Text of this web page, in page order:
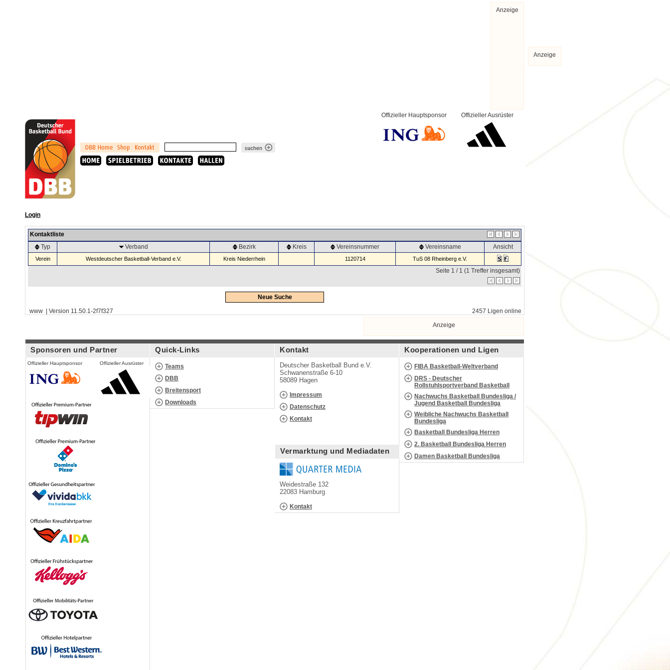
Anzeige
Offizieller Ausrüster
Offizieller Hauptsponsor
Login
Kontaktliste
Typ
Verband Bezirk Kreis Vereinsnummer Vereinsname Ansicht
Verein Westdeutscher Basketball-Verband e.V. Kreis Niederrhein 1120714 TuS 08 Rheinberg e.V.
Seite 1 / 1 (1 Treffer insgesamt)
Neue Suche
www | Version 11.50.1-2f7f327
2457 Ligen online
Anzeige
Sponsoren und Partner
Offizieller Hauptsponsor Offizieller Ausrüster
Quick-Links
Teams
DBB
Breitensport
Downloads
Kontakt
Deutscher Basketball Bund e.V.
Schwanenstraße 6-10
58089 Hagen
Impressum
Datenschutz
Kontakt
Vermarktung und Mediadaten
Weidestraße 132
22083 Hamburg
Kontakt
Kooperationen und Ligen
FIBA Basketball-Weltverband
DRS - Deutscher
Rollstuhlsportverband Basketball
Nachwuchs Basketball Bundesliga /
Jugend Basketball Bundesliga
Weibliche Nachwuchs Basketball
Bundesliga
Basketball Bundesliga Herren
2. Basketball Bundesliga Herren
Damen Basketball Bundesliga
Anzeige